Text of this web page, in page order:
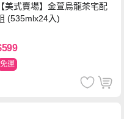
【美式賣場】金萱烏龍茶宅配
(535mlx24入)
免運